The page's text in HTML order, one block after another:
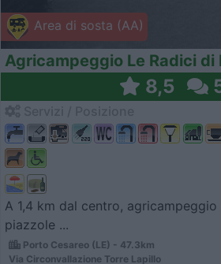
Area di sosta (AA)
Agricampeggio Le Radici di
8,5
A 1,4 km dal centro,
piazzole ...
Porto Cesareo (LE) - 47.3km
Via Circonvallazione Torre Lapillo